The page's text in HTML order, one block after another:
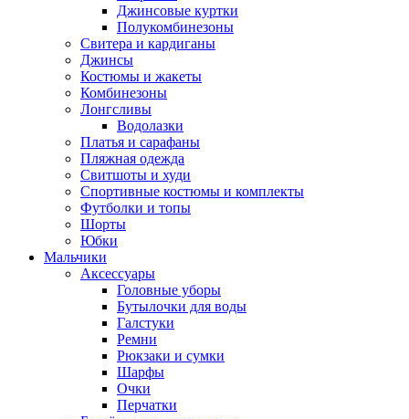
Джинсовые куртки
Полукомбинезоны
Свитера и кардиганы
Джинсы
Костюмы и жакеты
Комбинезоны
Лонгсливы
Водолазки
Платья и сарафаны
Пляжная одежда
Свитшоты и худи
Спортивные костюмы и комплекты
Футболки и топы
Шорты
Юбки
Мальчики
Аксессуары
Головные уборы
Бутылочки для воды
Галстуки
Ремни
Рюкзаки и сумки
Шарфы
Очки
Перчатки